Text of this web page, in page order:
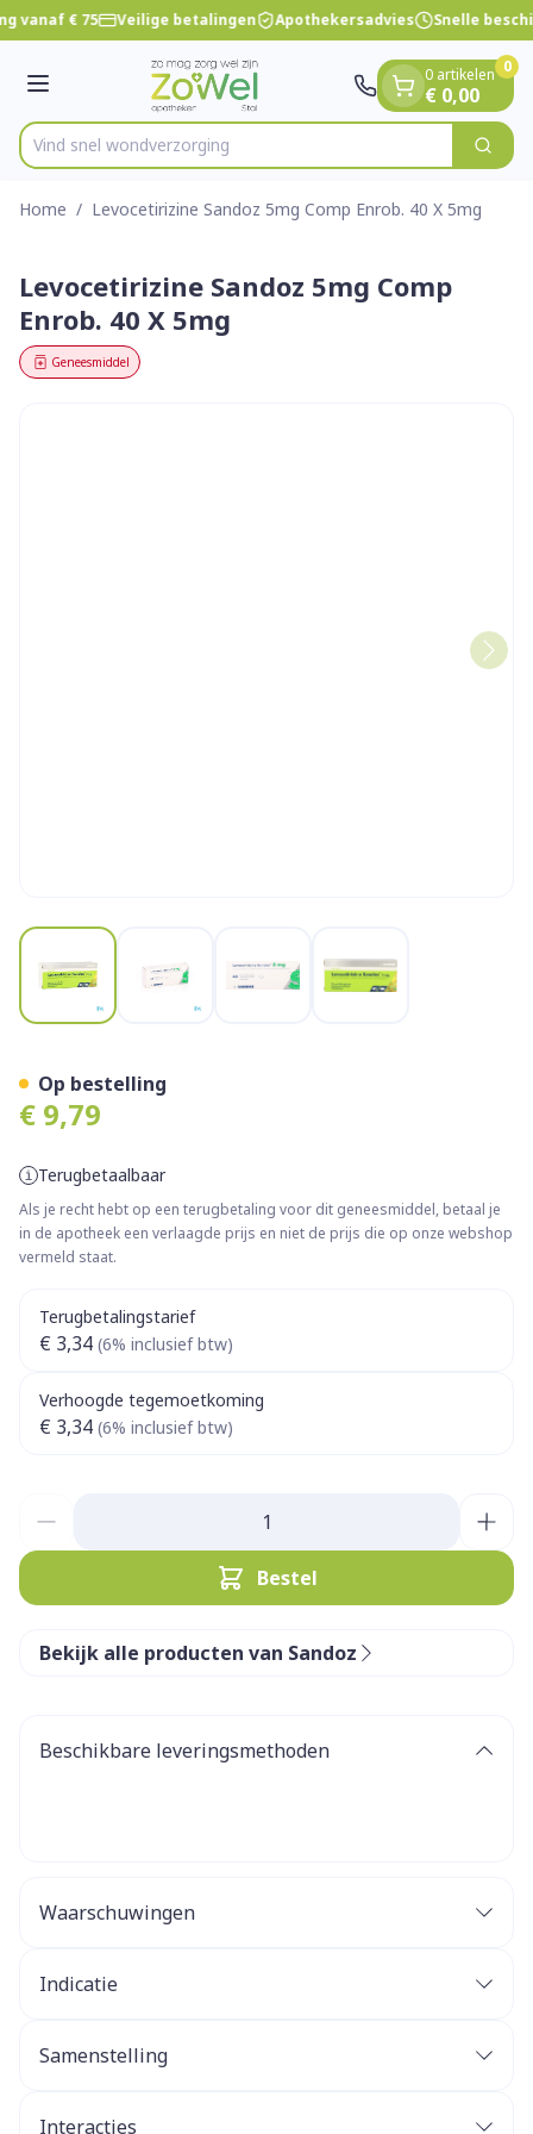
Ga naar de inhoud
1 van 1
vanaf € 75 Veilige betalingen Apothekersadvies Snelle
Menu
Product, merk, categorie...
Vind snel wondv Zoek
0 artikelen
€ 0,00
0
Home / Levocetirizine Sandoz 5mg Comp Enrob. 40 X 5mg
Levocetirizine Sandoz 5mg Comp
Enrob. 40 X 5mg
Geneesmiddel
View larger image
€ 9,79
Terugbetaalbaar
Als je recht hebt op een terugbetaling voor dit geneesmiddel, betaal je
in de apotheek een verlaagde prijs en niet de prijs die op onze webshop
vermeld staat.
Terugbetalingstarief
€ 3,34 (6% inclusief btw)
Verhoogde tegemoetkoming
€ 3,34 (6% inclusief btw)
Bestel
Op bestelling
Bekijk alle producten van Sandoz
Beschikbare leveringsmethoden
Waarschuwingen
Indicatie
Samenstelling
Interacties